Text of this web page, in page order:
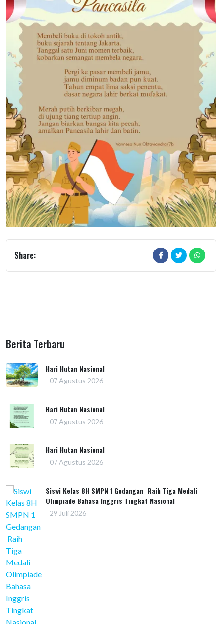
Share:
Berita Terbaru
Hari Hutan Nasional
07 Agustus 2026
Hari Hutan Nasional
07 Agustus 2026
Hari Hutan Nasional
07 Agustus 2026
Siswi Kelas 8H SMPN 1 Gedangan Raih Tiga Medali
Olimpiade Bahasa Inggris Tingkat Nasional
29 Juli 2026